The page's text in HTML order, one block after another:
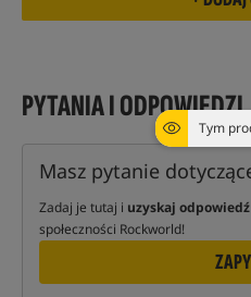
Tym
PYTANIA I ODPOWIEDZI
Masz pytanie
Zadaj je tutaj i uzyskaj odpowiedź
społeczności Rockworld!